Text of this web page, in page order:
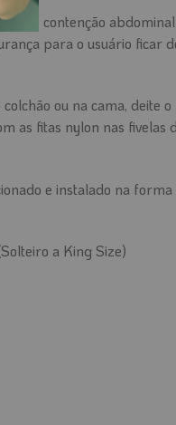
de contenção
para o usuário ficar
ou na cama, deite o
as fitas nylon nas fivelas
e instalado na
a King Size)
quantidade